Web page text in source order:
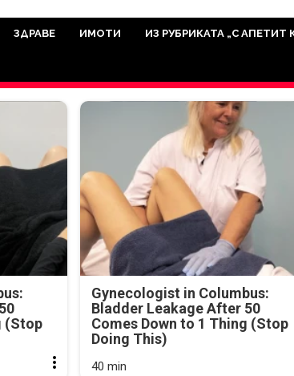
да отразява всичко
нашия сайт са от
затова държим на
ЗДРАВЕ ИМОТИ ИЗ РУБРИКАТА „С АПЕТИТ
(Stop
Gynecologist in Columbus:
Bladder Leakage After 50
Comes Down to 1 Thing (Stop
Doing This)
40 min